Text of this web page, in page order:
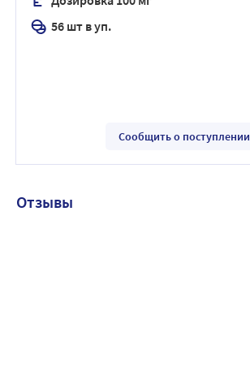
56 шт в уп.
Сообщить о поступлении
Отзывы